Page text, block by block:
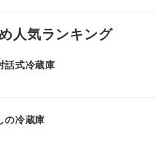
人気ランキング
話式冷蔵庫
の冷蔵庫